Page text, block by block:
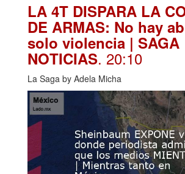
LA 4T DISPARA LA
DE ARMAS: No hay
solo violencia | SAGA
NOTICIAS. 20:10
La Saga by Adela Micha